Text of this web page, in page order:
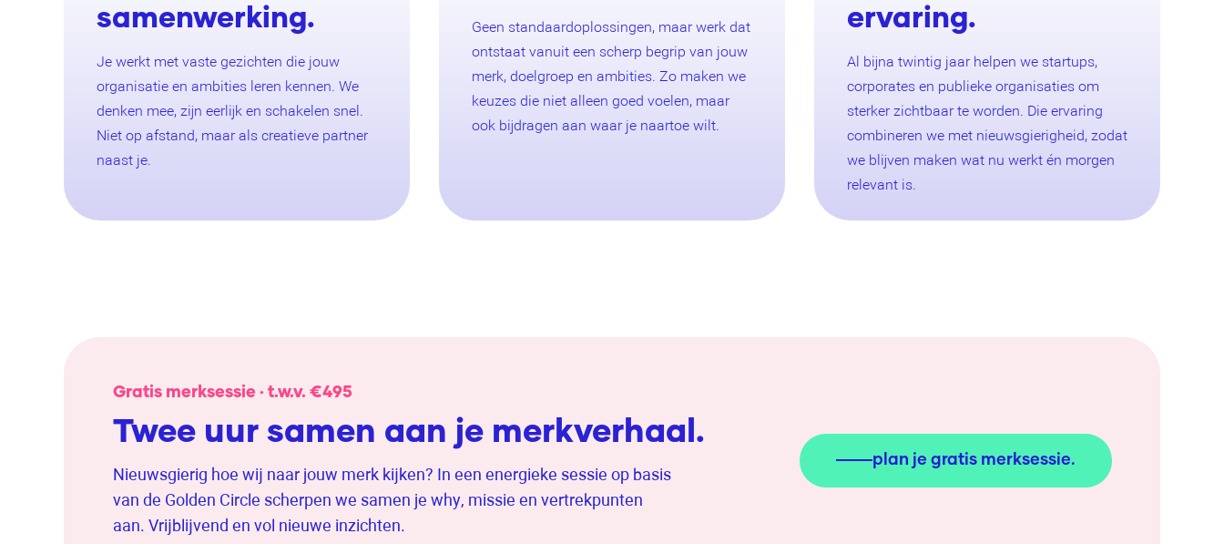
samenwerking.
Je werkt met vaste gezichten die jouw
organisatie en ambities leren kennen. We
denken mee, zijn eerlijk en schakelen snel.
Niet op afstand, maar als creatieve partner
naast je.
Geen standaardoplossingen, maar werk dat
ontstaat vanuit een scherp begrip van jouw
merk, doelgroep en ambities. Zo maken we
keuzes die niet alleen goed voelen, maar
ook bijdragen aan waar je naartoe wilt.
ervaring.
Al bijna twintig jaar helpen we startups,
corporates en publieke organisaties om
sterker zichtbaar te worden. Die ervaring
combineren we met nieuwsgierigheid, zodat
we blijven maken wat nu werkt én morgen
relevant is.
Gratis merksessie · t.w.v. €495
Twee uur samen aan je merkverhaal.
Nieuwsgierig hoe wij naar jouw merk kijken? In een energieke sessie op basis
van de Golden Circle scherpen we samen je why, missie en vertrekpunten
aan. Vrijblijvend en vol nieuwe inzichten.
plan je gratis merksessie.